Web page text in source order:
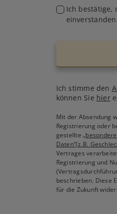
Ich bestätige,
Ich stimme den
können Sie hier
Mit der Absendung
Registrierung oder
gestellte
Daten“(z.B.
Vertrages
Registrierung und
beschrieben. Diese
für die Zukunft